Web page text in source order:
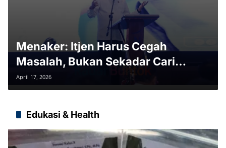
Menaker: Itjen Harus Cegah
Masalah, Bukan Sekadar Cari
Temuan
April 17, 2026
Edukasi & Health